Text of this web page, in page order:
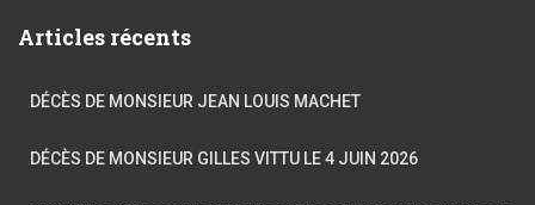
Articles récents
DÉCÈS DE MONSIEUR JEAN LOUIS MACHET
DÉCÈS DE MONSIEUR GILLES VITTU LE 4 JUIN 2026